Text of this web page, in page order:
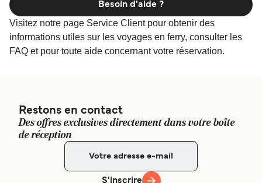
Visitez notre page Service Client pour obtenir des
informations utiles sur les voyages en ferry, consulter les
FAQ et pour toute aide concernant votre réservation.
Besoin d'aide ?
Restons en contact
Des offres exclusives directement dans votre boîte
de réception
S'inscrire